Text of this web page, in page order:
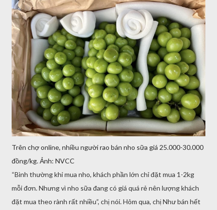
Trên chợ online, nhiều người rao bán nho sữa giá 25.000-30.000
đồng/kg. Ảnh: NVCC
“Bình thường khi mua nho, khách phần lớn chỉ đặt mua 1-2kg
mỗi đơn. Nhưng vì nho sữa đang có giá quá rẻ nên lượng khách
đặt mua theo rành rất nhiều”, chị nói. Hôm qua, chị Như bán hết